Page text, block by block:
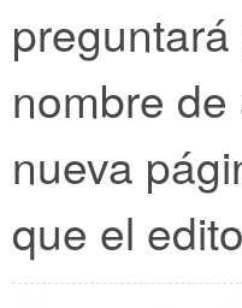
nombre
nueva
que el